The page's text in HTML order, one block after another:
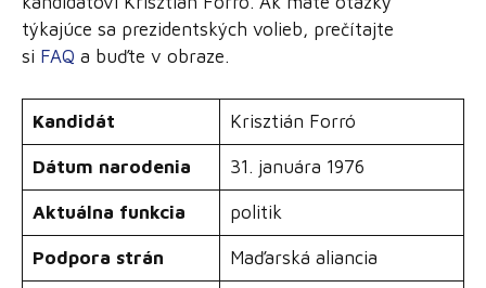
týkajúce sa prezidentských volieb, prečítajte
si FAQ a buďte v obraze.
Kandidát Krisztián Forró
Dátum narodenia 31. januára 1976
Aktuálna funkcia politik
Podpora strán Maďarská aliancia